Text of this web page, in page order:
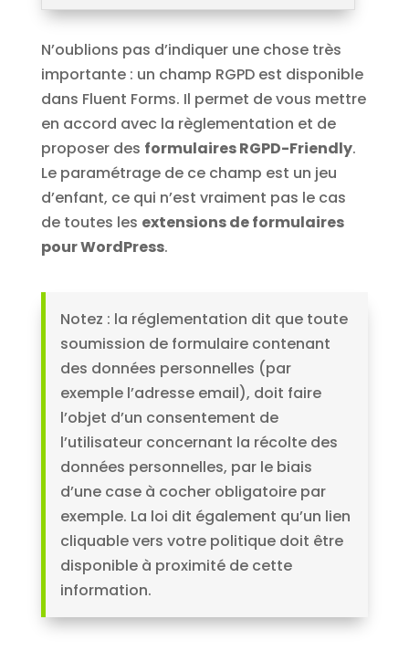
N’oublions pas d’indiquer une chose très
importante : un champ RGPD est disponible
dans Fluent Forms. Il permet de vous mettre
en accord avec la règlementation et de
proposer des formulaires RGPD-Friendly.
Le paramétrage de ce champ est un jeu
d’enfant, ce qui n’est vraiment pas le cas
de toutes les extensions de formulaires
pour WordPress.
Notez : la réglementation dit que toute
soumission de formulaire contenant
des données personnelles (par
exemple l’adresse email), doit faire
l’objet d’un consentement de
l’utilisateur concernant la récolte des
données personnelles, par le biais
d’une case à cocher obligatoire par
exemple. La loi dit également qu’un lien
cliquable vers votre politique doit être
disponible à proximité de cette
information.